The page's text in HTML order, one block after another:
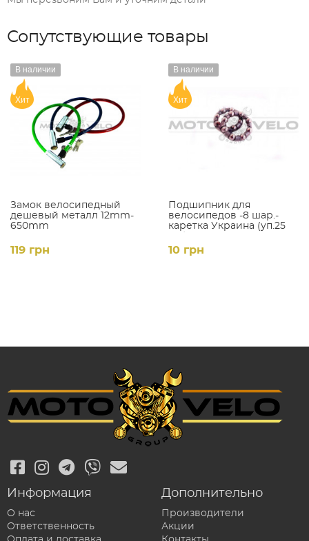
Сопутствующие товары
Замок велосипедный
дешевый металл 12mm-
650mm
В наличии
Хит
119 грн
Подшипник для
велосипедов -8 шар.-
каретка Украина (уп.25
В наличии
Хит
10 грн
Информация
О нас
Ответственность
Дополнительно
Производители
Акции